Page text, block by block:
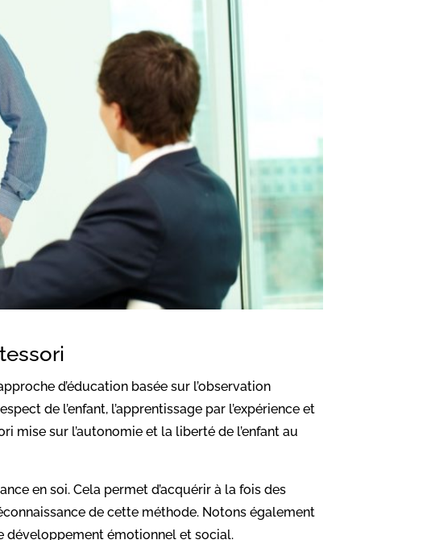
d’éducation basée sur l’observation
de l’enfant, l’apprentissage par l’expérience et
mise sur l’autonomie et la liberté de l’enfant au
en soi. Cela permet d’acquérir à la fois des
de cette méthode. Notons également
développement émotionnel et social.